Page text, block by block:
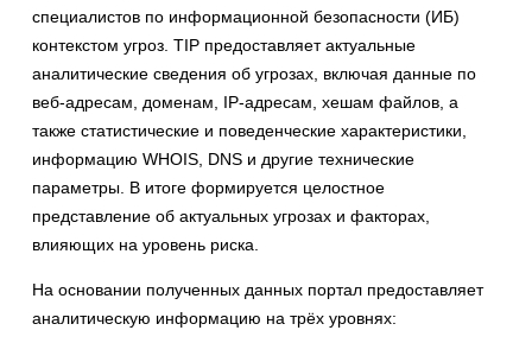
специалистов по информационной безопасности (ИБ)
контекстом угроз. TIP предоставляет актуальные
аналитические сведения об угрозах, включая данные по
веб-адресам, доменам, IP-адресам, хешам файлов, а
также статистические и поведенческие характеристики,
информацию WHOIS, DNS и другие технические
параметры. В итоге формируется целостное
представление об актуальных угрозах и факторах,
влияющих на уровень риска.
На основании полученных данных портал предоставляет
аналитическую информацию на трёх уровнях: